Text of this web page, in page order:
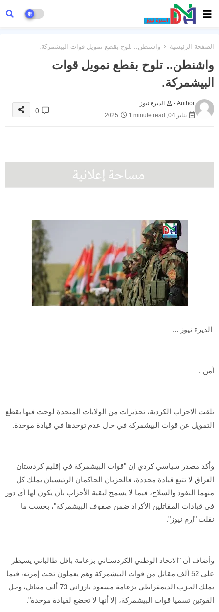
الصفحة الرئيسية واشنطن.. تلوح بقطع تمويل قوات البيشمركة.
واشنطن.. تلوح بقطع تمويل قوات
البيشمركة.
Author -
الديرة نيوز
يناير 04, 2025
1 minute read
0
الديرة نيوز ...
أمن .
تلقت الاحزاب الكردية، تحذيرات من الولايات المتحدة لوحت فيها بقطع
التمويل عن قوات البيشمركة في حال عدم توحدها في قيادة موحدة.
وأكد مصدر سياسي كردي إن "قوات البيشمركة في إقليم كردستان
العراق لا تتبع قيادة محددة، فالحزبان الحاكمان الرئيسيان يملك كل
منهما النفوذ والسلاح، فيما لا يسمح لبقية الأحزاب بأن يكون لها أي دور
في قيادات المقاتلين الأكراد ضمن صفوف البيشمركة"، بحسب ما
نقلت "إرم نيوز".
وأضاف أن "الاتحاد الوطني الكردستاني بزعامة بافل طالباني يسيطر
على 52 ألف مقاتل من قوات البيشمركة وهم يعملون تحت إمرته، فيما
يملك الحزب الديمقراطي بزعامة مسعود بارزاني 73 ألف مقاتل، وجل
القوتين تسميا قوات البيشمركة، إلا أنها لا تخضع لقيادة موحدة".